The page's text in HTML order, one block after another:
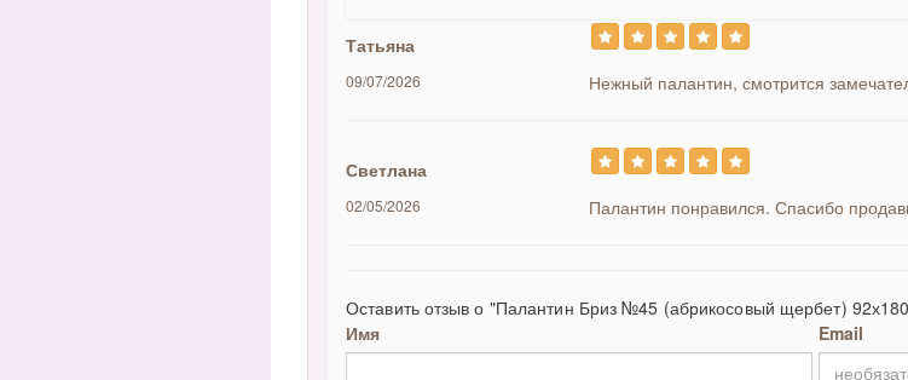
Татьяна
09/07/2026 Нежный палантин, смотрится
Светлана
02/05/2026 Палантин понравился. Спасибо
Оставить отзыв о "Палантин Бриз №45 (абрикосовый щербет)
Имя
Email